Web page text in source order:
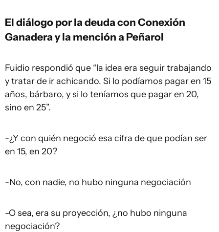
El diálogo por la deuda con Conexión
Ganadera y la mención a Peñarol
Fuidio respondió que “la idea era seguir trabajando
y tratar de ir achicando. Si lo podíamos pagar en 15
años, bárbaro, y si lo teníamos que pagar en 20,
sino en 25”.
-¿Y con quién negoció esa cifra de que podían ser
en 15, en 20?
-No, con nadie, no hubo ninguna negociación
-O sea, era su proyección, ¿no hubo ninguna
negociación?